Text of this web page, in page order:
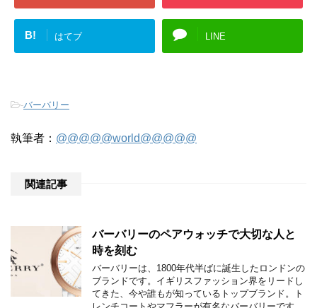
B! はてブ LINE
-バーバリー
執筆者： @@@@@world@@@@@
関連記事
バーバリーのペアウォッチで大切な人と
時を刻む
バーバリーは、1800年代半ばに誕生したロンドンの
ブランドです。イギリスファッション界をリードし
てきた、今や誰もが知っているトップブランド。ト